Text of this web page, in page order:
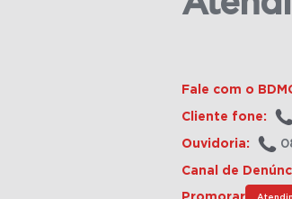
Fale com o
Cliente fone:
Ouvidoria:
Canal de